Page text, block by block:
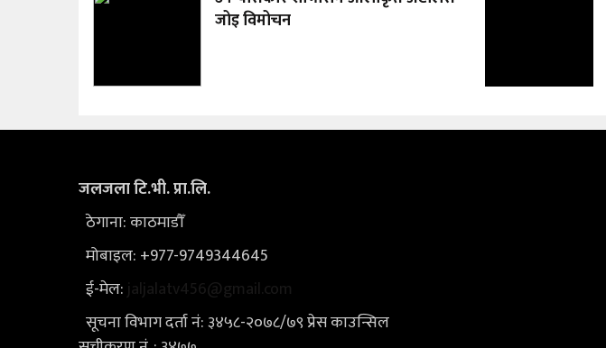
जोइ विमोचन
जलजला टि.भी. प्रा.लि.
ठेगाना: काठमाडौँ
मोबाइल: +977-9749344645
ई-मेल: jaljalatv456@gmail.com
सूचना विभाग दर्ता नं: ३४५८-२०७८/७९ प्रेस काउन्सिल